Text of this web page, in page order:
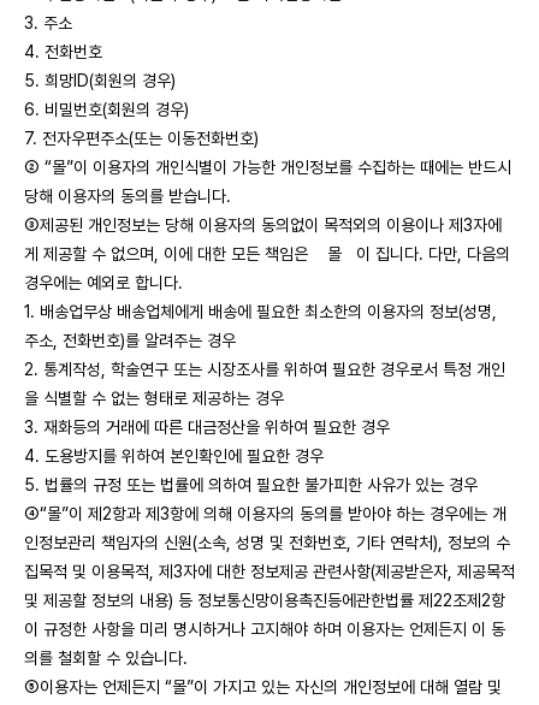
3. 주소
4. 전화번호
5. 희망ID(회원의 경우)
6. 비밀번호(회원의 경우)
7. 전자우편주소(또는 이동전화번호)
② “몰”이 이용자의 개인식별이 가능한 개인정보를 수집하는 때에는 반드시
당해 이용자의 동의를 받습니다.
③제공된 개인정보는 당해 이용자의 동의없이 목적외의 이용이나 제3자에
게 제공할 수 없으며, 이에 대한 모든 책임은 몰 이 집니다. 다만, 다음의
경우에는 예외로 합니다.
1. 배송업무상 배송업체에게 배송에 필요한 최소한의 이용자의 정보(성명,
주소, 전화번호)를 알려주는 경우
2. 통계작성, 학술연구 또는 시장조사를 위하여 필요한 경우로서 특정 개인
을 식별할 수 없는 형태로 제공하는 경우
3. 재화등의 거래에 따른 대금정산을 위하여 필요한 경우
4. 도용방지를 위하여 본인확인에 필요한 경우
5. 법률의 규정 또는 법률에 의하여 필요한 불가피한 사유가 있는 경우
④“몰”이 제2항과 제3항에 의해 이용자의 동의를 받아야 하는 경우에는 개
인정보관리 책임자의 신원(소속, 성명 및 전화번호, 기타 연락처), 정보의 수
집목적 및 이용목적, 제3자에 대한 정보제공 관련사항(제공받은자, 제공목적
및 제공할 정보의 내용) 등 정보통신망이용촉진등에관한법률 제22조제2항
이 규정한 사항을 미리 명시하거나 고지해야 하며 이용자는 언제든지 이 동
의를 철회할 수 있습니다.
⑤이용자는 언제든지 “몰”이 가지고 있는 자신의 개인정보에 대해 열람 및